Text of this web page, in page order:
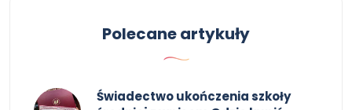
Polecane artykuły
Świadectwo ukończenia szkoły